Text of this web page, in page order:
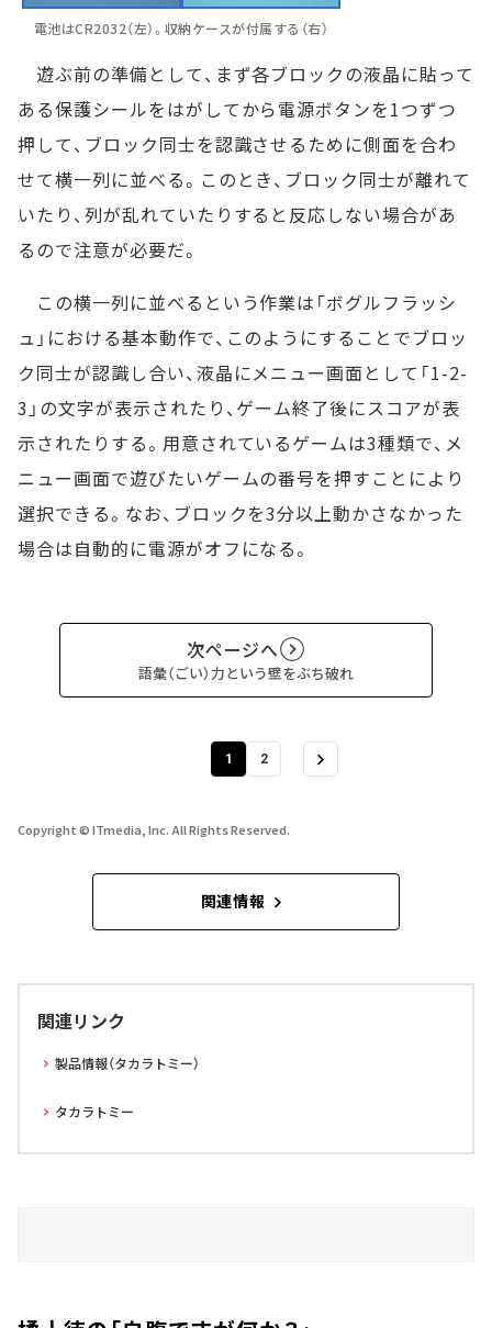
電池はCR2032（左）。収納ケースが付属する（右）
遊ぶ前の準備として、まず各ブロックの液晶に貼って
ある保護シールをはがしてから電源ボタンを1つずつ
押して、ブロック同士を認識させるために側面を合わ
せて横一列に並べる。このとき、ブロック同士が離れて
いたり、列が乱れていたりすると反応しない場合があ
るので注意が必要だ。
この横一列に並べるという作業は「ボグルフラッシ
ュ」における基本動作で、このようにすることでブロッ
ク同士が認識し合い、液晶にメニュー画面として「1-2-
3」の文字が表示されたり、ゲーム終了後にスコアが表
示されたりする。用意されているゲームは3種類で、メ
ニュー画面で遊びたいゲームの番号を押すことにより
選択できる。なお、ブロックを3分以上動かさなかった
場合は自動的に電源がオフになる。
次ページへ
語彙（ごい）力という壁をぶち破れ
1 2
Copyright © ITmedia, Inc. All Rights Reserved.
関連情報
関連リンク
製品情報（タカラトミー）
タカラトミー